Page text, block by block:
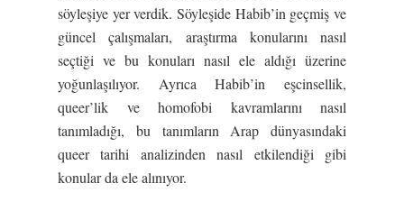
söyleşiye yer verdik. Söyleşide Habib’in geçmiş ve
güncel çalışmaları, araştırma konularını nasıl
seçtiği ve bu konuları nasıl ele aldığı üzerine
yoğunlaşılıyor. Ayrıca Habib’in eşcinsellik,
queer’lik ve homofobi kavramlarını nasıl
tanımladığı, bu tanımların Arap dünyasındaki
queer tarihi analizinden nasıl etkilendiği gibi
konular da ele alınıyor.